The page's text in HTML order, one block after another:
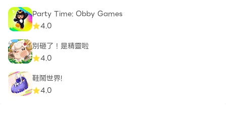
Party Time: Obby Games
4.0
別砸了！是精靈啦
4.0
鞋鬧世界!
4.0